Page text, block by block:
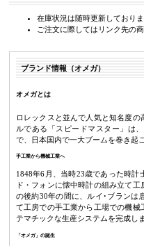
在庫状況は随時更新しており
ご注文に際してはリンク先の
ブランド情報（オメガ）
オメガとは
ロレックスと並んで人気と知名度
ルである「スピードマスター」は
で、日本国内で一大ブームを巻き起
手工業から機械工業へ
1848年6月、当時23歳であった時計
ド・フォンに懐中時計の組み立て
の後約30年の間に、ルイ･ブランは
て工房での手工業から工場での機械
テマチックな生産システムを完成しま
「オメガ」の誕生